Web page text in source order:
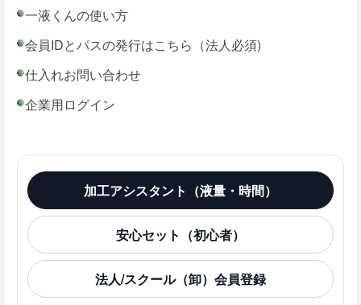
一液くんの使い方
会員IDとパスの発行はこちら（法人必須)
仕入れお問い合わせ
企業用ログイン
加工アシスタント（液量・時間）
安心セット（初心者）
法人/スクール（卸）会員登録